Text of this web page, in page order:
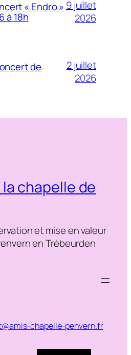
« Endro »
à 18h
9 juillet
2026
de
2 juillet
2026
chapelle de
et mise en valeur
en Trébeurden
chapelle-penvern.fr